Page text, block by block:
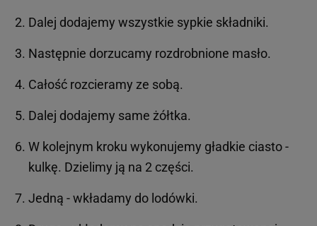
Dalej dodajemy wszystkie sypkie składniki.
Następnie dorzucamy rozdrobnione masło.
Całość rozcieramy ze sobą.
Dalej dodajemy same żółtka.
W kolejnym kroku wykonujemy gładkie ciasto -
kulkę. Dzielimy ją na 2 części.
Jedną - wkładamy do lodówki.